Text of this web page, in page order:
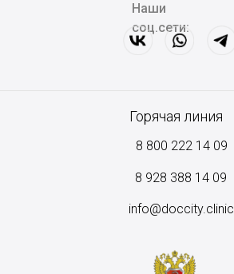
Наши
соц.сети:
Горячая линия
8 800 222 14 09
8 928 388 14 09
info@doccity.clinic